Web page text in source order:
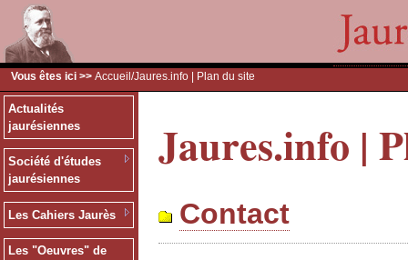
Vous êtes ici >> Accueil /Jaures.info | Plan du site
Actualités
jaurésiennes
Société d'études
jaurésiennes
Les Cahiers Jaurès
Les "Oeuvres" de
Jaures.info |
Contact